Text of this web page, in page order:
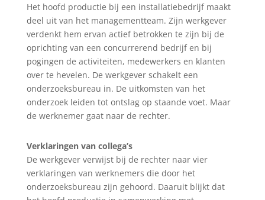
Het hoofd productie bij een installatiebedrijf maakt
deel uit van het managementteam. Zijn werkgever
verdenkt hem ervan actief betrokken te zijn bij de
oprichting van een concurrerend bedrijf en bij
pogingen de activiteiten, medewerkers en klanten
over te hevelen. De werkgever schakelt een
onderzoeksbureau in. De uitkomsten van het
onderzoek leiden tot ontslag op staande voet. Maar
de werknemer gaat naar de rechter.
Verklaringen van collega’s
De werkgever verwijst bij de rechter naar vier
verklaringen van werknemers die door het
onderzoeksbureau zijn gehoord. Daaruit blijkt dat